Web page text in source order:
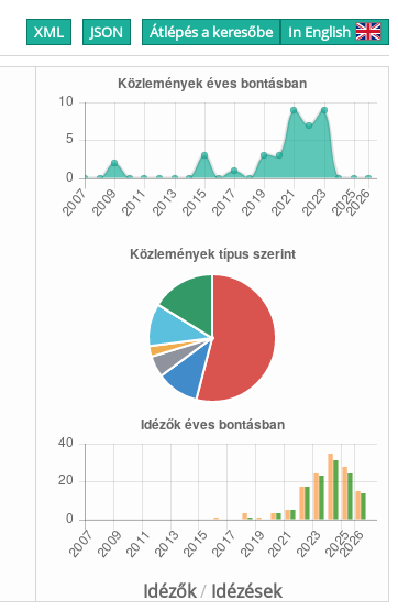
XML JSON Átlépés a keresőbe In English
Idézők/ Idézések